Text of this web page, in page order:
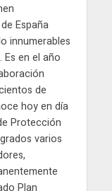
España
innumerables
en el año
de
hoy en día
Protección
varios
Plan